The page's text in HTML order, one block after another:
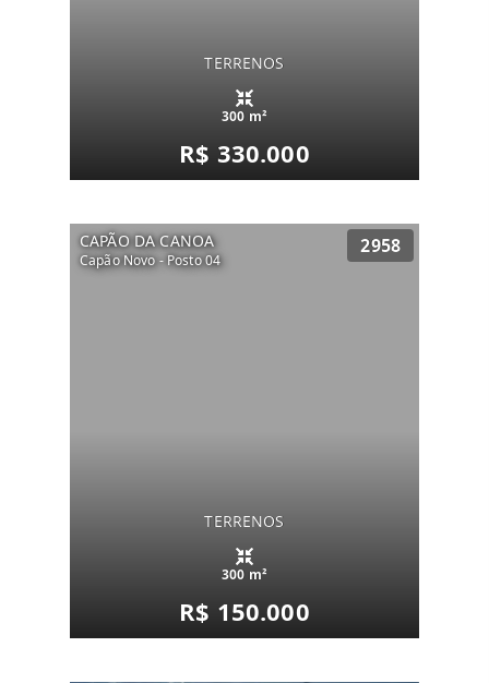
TERRENOS
300 m²
R$ 330.000
CAPÃO DA CANOA
Capão Novo - Posto 04
2958
TERRENOS
300 m²
R$ 150.000